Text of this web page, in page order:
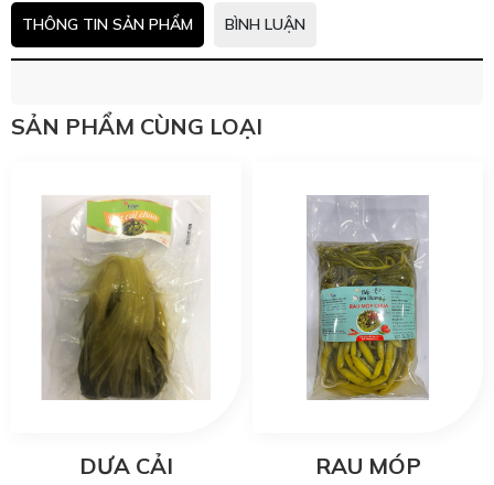
THÔNG TIN SẢN PHẨM BÌNH LUẬN
SẢN PHẨM CÙNG LOẠI
DƯA CẢI
RAU MÓP